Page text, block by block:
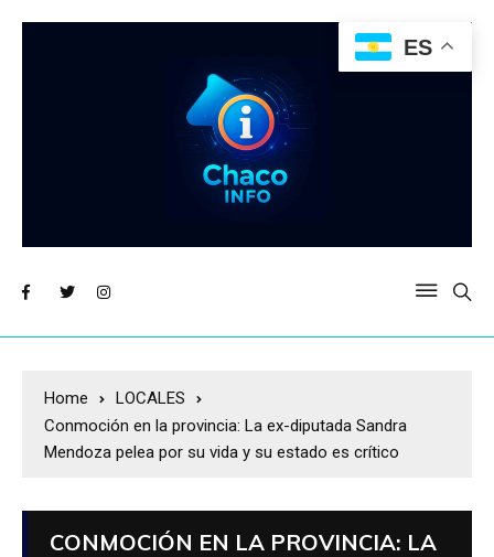
Home
LOCALES
Conmoción en la provincia: La ex-diputada Sandra
Mendoza pelea por su vida y su estado es crítico
CONMOCIÓN EN LA PROVINCIA: LA
ES